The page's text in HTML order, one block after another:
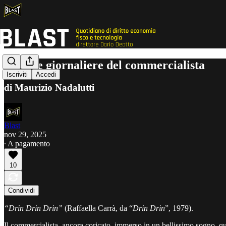
Iscriviti Accedi
Le note giornaliere del commercialista
di Maurizio Nadalutti
Blast
nov 29, 2025
∙ A pagamento
10
Condividi
“Drin Drin Drin” (Raffaella Carrà, da “Drin Drin”, 1979).